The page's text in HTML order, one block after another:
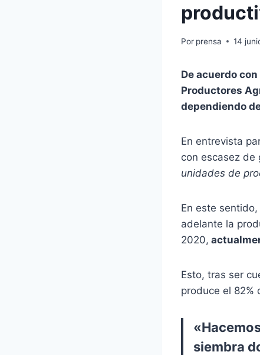
Por prensa 14
De acuerdo
Productores
dependiendo
En entrevista
con escasez de
unidades de
En este
adelante la
2020,
Esto, tras ser
produce el 82%
siembra